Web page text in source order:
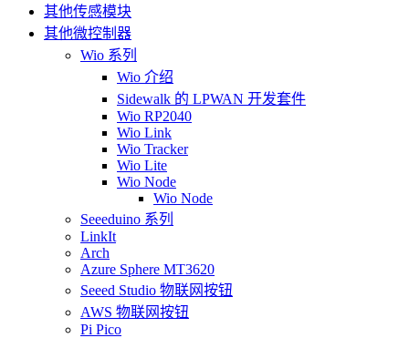
其他传感模块
其他微控制器
Wio 系列
Wio 介绍
Sidewalk 的 LPWAN 开发套件
Wio RP2040
Wio Link
Wio Tracker
Wio Lite
Wio Node
Wio Node
Seeeduino 系列
LinkIt
Arch
Azure Sphere MT3620
Seeed Studio 物联网按钮
AWS 物联网按钮
Pi Pico